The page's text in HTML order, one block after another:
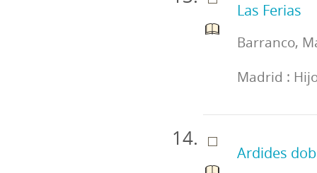
Las Ferias
Barranco,
Madrid :
Ardides